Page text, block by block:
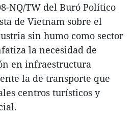
NQ/TW del Buró Político
de Vietnam sobre el
sin humo como sector
la necesidad de
en infraestructura
la de transporte que
centros turísticos y